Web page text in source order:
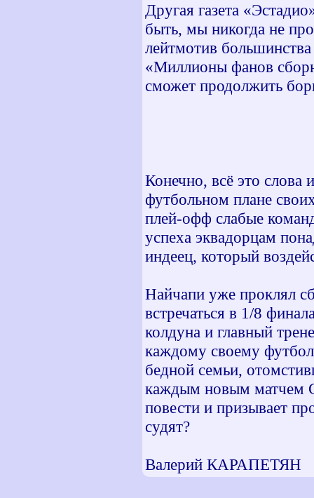
Другая газета
быть, мы никогда не
лейтмотив
«Миллионы фанов
сможет продолжить
Конечно, всё это
футбольном плане
плей-офф слабые
успеха эквадорцам
индеец, который
Найчапи уже проклял
встречаться в 1/8
колдуна и главный
каждому своему
бедной семьи,
каждым новым матчем
повести и призывает
судят?
Валерий КАРАПЕТЯН